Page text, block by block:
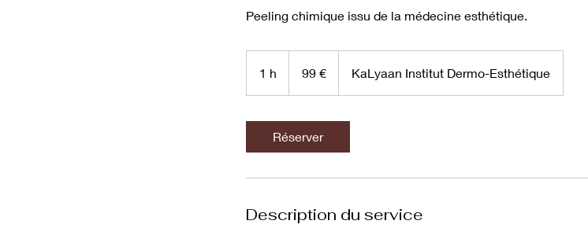
Peeling chimique issu de la médecine esthétique.
1 h 99 € KaLyaan Institut Dermo-Esthétique
Réserver
Description du service